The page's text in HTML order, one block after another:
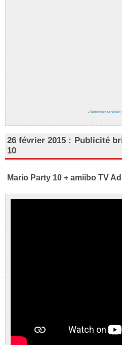
› Retrouvez la vidéo
26 février 2015 : Publicité
10
Mario Party 10 + amiibo TV